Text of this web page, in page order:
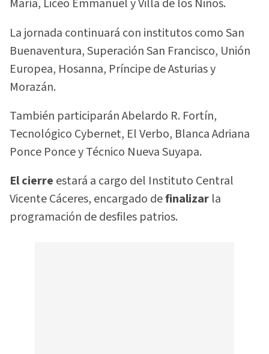
María, Liceo Emmanuel y Villa de los Niños.
La jornada continuará con institutos como San
Buenaventura, Superación San Francisco, Unión
Europea, Hosanna, Príncipe de Asturias y
Morazán.
También participarán Abelardo R. Fortín,
Tecnológico Cybernet, El Verbo, Blanca Adriana
Ponce Ponce y Técnico Nueva Suyapa.
El cierre estará a cargo del Instituto Central
Vicente Cáceres, encargado definalizar la
programación de desfiles patrios.